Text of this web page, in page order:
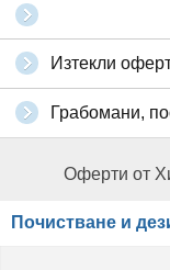
Изтекли
Грабомани,
Оферти от
Почистване и